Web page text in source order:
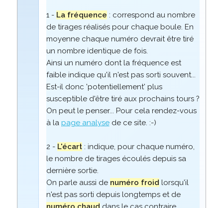
1 - La fréquence : correspond au nombre
de tirages réalisés pour chaque boule. En
moyenne chaque numéro devrait être tiré
un nombre identique de fois.
Ainsi un numéro dont la fréquence est
faible indique qu'il n'est pas sorti souvent...
Est-il donc 'potentiellement' plus
susceptible d'être tiré aux prochains tours ?
On peut le penser... Pour cela rendez-vous
à la page analysede ce site. :-)
2 - L'écart: indique, pour chaque numéro,
le nombre de tirages écoulés depuis sa
dernière sortie.
On parle aussi de numéro froid lorsqu'il
n'est pas sorti depuis longtemps et de